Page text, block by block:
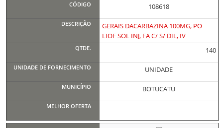
108618
GERAIS DACARBAZINA 100MG, PO
LIOF SOL INJ, FA C/ S/ DIL, IV
140
UNIDADE
BOTUCATU